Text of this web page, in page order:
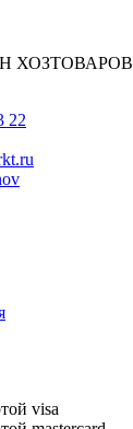
ХОЗТОВАРОВ
22